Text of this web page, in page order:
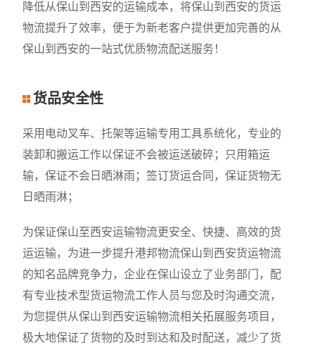
降低从保山到西安的运输成本，将保山到西安的货运
物流提升了效率，便于为新老客户提供更加完善的从
保山到西安的一站式优质物流配送服务！
货品安全性
采用电动叉车、托架等运输专用工具系统化，专业的
装卸和搬运工作以保证不会被运送破碎；只用箱运
输，保证不会日晒淋雨；签订货运合同，保证货物无
日晒雨淋；
为保证保山至西安运输物流更安全、快捷、高效的货
运运输，为进一步提升港邦物流保山到西安货运物流
的知名品牌竞争力，企业在保山设立了业务部门，配
有专业技术型货运物流工作人员与您及时沟通交流，
为您提供从保山到西安运输物流相关拓展服务项目，
极大地保证了货物的及时到达和及时配送，减少了货